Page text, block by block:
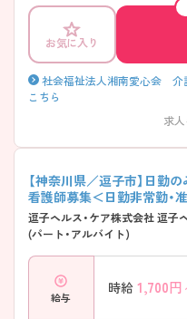
お気に入り
社会福祉法人湘南愛心会
こちら
求
【神奈川県／逗子市】日
看護師募集＜日勤非常勤・
逗子ヘルス・ケア株式会社 逗子
(パート・アルバイト)
給与
時給 1,700円